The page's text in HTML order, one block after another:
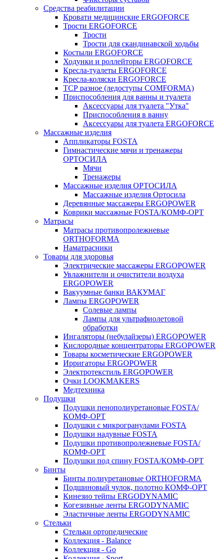
Средства реабилитации
Кровати медицинские ERGOFORCE
Трости ERGOFORCE
Трости
Трости для скандинавской ходьбы
Костыли ERGOFORCE
Ходунки и роллейторы ERGOFORCE
Кресла-туалеты ERGOFORCE
Кресла-коляски ERGOFORCE
ТСР разное (ледоступы COMFORMA)
Приспособления для ванны и туалета
Аксессуары для туалета "Утка"
Приспособления в ванну
Аксессуары для туалета ERGOFORCE
Массажные изделия
Аппликаторы FOSTA
Гимнастические мячи и тренажеры
ОРТОСИЛА
Мячи
Тренажеры
Массажные изделия ОРТОСИЛА
Массажные изделия Ортосила
Деревянные массажеры ERGOPOWER
Коврики массажные FOSTA/КОМФ-ОРТ
Матрасы
Матрасы противопролежневые
ORTHOFORMA
Наматрасники
Товары для здоровья
Электрические массажеры ERGOPOWER
Увлажнители и очистители воздуха
ERGOPOWER
Вакуумные банки ВАКУМАГ
Лампы ERGOPOWER
Солевые лампы
Лампы для ультрафиолетовой
обработки
Ингаляторы (небулайзеры) ERGOPOWER
Кислородные концентраторы ERGOPOWER
Товары косметические ERGOPOWER
Ирригаторы ERGOPOWER
Электротекстиль ERGOPOWER
Очки LOOKMAKERS
Медтехника
Подушки
Подушки пенополиуретановые FOSTA/
КОМФ-ОРТ
Подушки с микрогранулами FOSTA
Подушки надувные FOSTA
Подушки противопролежневые FOSTA/
КОМФ-ОРТ
Подушки под спину FOSTA/КОМФ-ОРТ
Бинты
Бинты полиуретановые ORTHOFORMA
Подшиновый чулок, полотно КОМФ-ОРТ
Кинезио тейпы ERGODYNAMIC
Когезивные ленты ERGODYNAMIC
Эластичные ленты ERGODYNAMIC
Стельки
Стельки ортопедические
Коллекция - Balance
Коллекция - Go